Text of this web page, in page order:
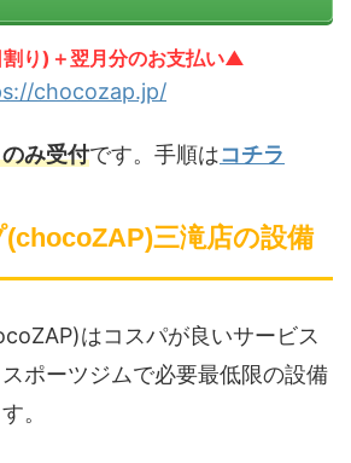
り)＋翌月分のお支払い▲
chocozap.jp/
み受付です。手順はコチラ
三滝店の設備
はコスパが良いサービス
ポーツジムで必要最低限の設備
。